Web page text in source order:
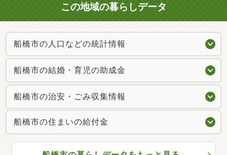
この地域の暮らしデータ
船橋市の人口などの統計情報
船橋市の結婚・育児の助成金
船橋市の治安・ごみ収集情報
船橋市の住まいの給付金